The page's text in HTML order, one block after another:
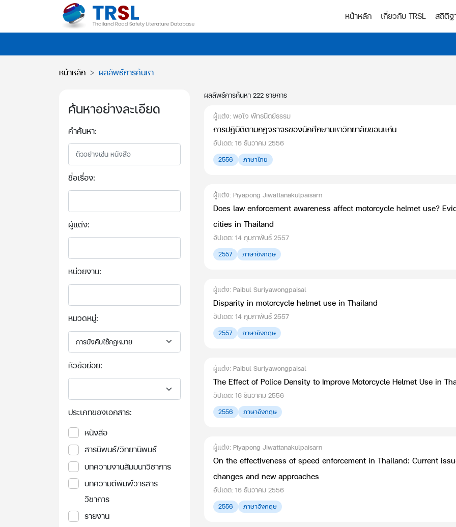
หน้าหลัก เกี่ยวกับ TRSL สถิติฐ
หน้าหลัก ผลลัพธ์การค้นหา
ค้นหาอย่างละเอียด
คำค้นหา:
ชื่อเรื่อง:
ผู้แต่ง:
หน่วยงาน:
หมวดหมู่:
หัวข้อย่อย:
ประเภทของเอกสาร:
หนังสือ
สารนิพนธ์/วิทยานิพนธ์
บทความงานสัมมนาวิชาการ
บทความตีพิมพ์วารสาร
วิชาการ
รายงาน
ผลลัพธ์การค้นหา 222รายการ
ผู้แต่ง: พอใจ พัทธนิตย์ธรรม
การปฎิบัติตามกฎจราจรของนักศึกษามหาวิทยาลัยขอนแก่น
อัปเดต: 16 ธันวาคม 2556
2556 ภาษาไทย
ผู้แต่ง: Piyapong Jiwattanakulpaisarn
Does law enforcement awareness affect motorcycle helmet use?
cities in Thailand
อัปเดต: 14 กุมภาพันธ์ 2557
2557 ภาษาอังกฤษ
ผู้แต่ง: Paibul Suriyawongpaisal
Disparity in motorcycle helmet use in Thailand
อัปเดต: 14 กุมภาพันธ์ 2557
2557 ภาษาอังกฤษ
ผู้แต่ง: Paibul Suriyawongpaisal
The Effect of Police Density to Improve Motorcycle Helmet Use in
อัปเดต: 16 ธันวาคม 2556
2556 ภาษาอังกฤษ
ผู้แต่ง: Piyapong Jiwattanakulpaisarn
On the effectiveness of speed enforcement in Thailand: Current
changes and new approaches
อัปเดต: 16 ธันวาคม 2556
2556 ภาษาอังกฤษ